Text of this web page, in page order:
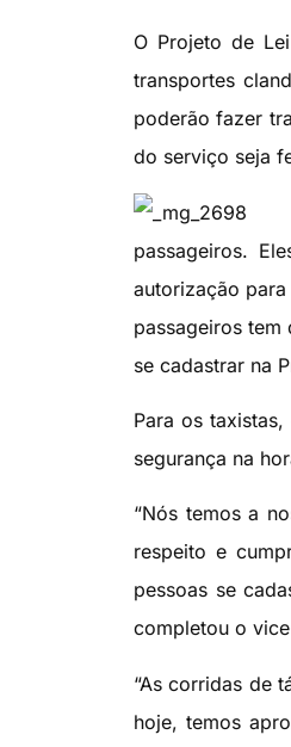
O Projeto de
transportes
poderão fazer
do serviço seja
passageiros.
autorização
passageiros
se cadastrar na
Para os
segurança na
“Nós temos a
respeito e
pessoas se
completou o
“As corridas de
hoje, temos